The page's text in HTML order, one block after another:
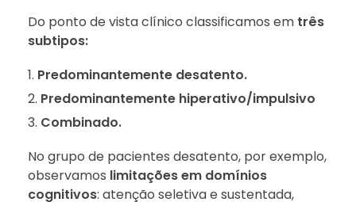
Do ponto de vista clínico classificamos em três
subtipos:
Predominantemente desatento.
Predominantemente hiperativo/impulsivo
Combinado.
No grupo de pacientes desatento, por exemplo,
observamos limitações em domínios
cognitivos: atenção seletiva e sustentada,